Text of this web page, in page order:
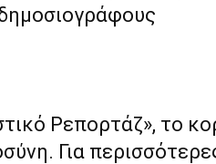
Ρεπορτάζ», το
Για